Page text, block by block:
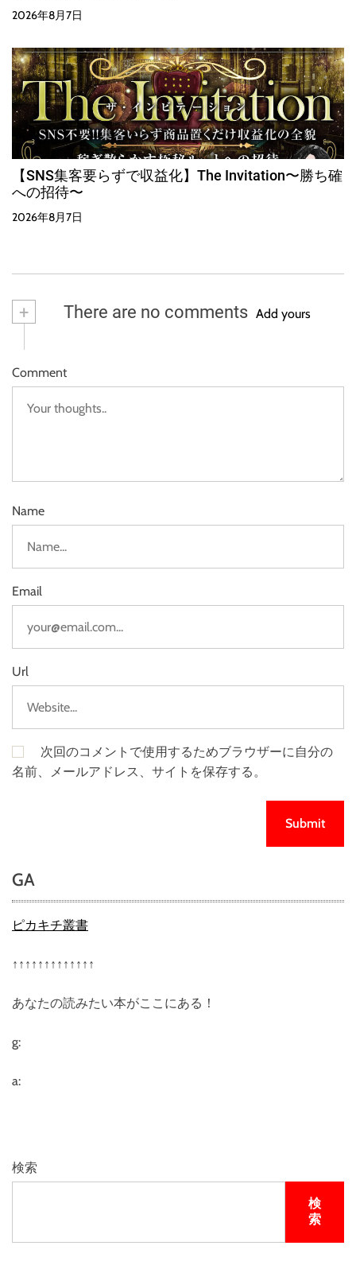
2026年8月7日
【SNS集客要らずで収益化】The Invitation〜勝ち確
への招待〜
2026年8月7日
+ There are no comments Add yours
Comment
Name
Email
Url
次回のコメントで使用するためブラウザーに自分の
名前、メールアドレス、サイトを保存する。
GA
ピカキチ叢書
↑↑↑↑↑↑↑↑↑↑↑↑↑
あなたの読みたい本がここにある！
g:
a:
検索
検
索